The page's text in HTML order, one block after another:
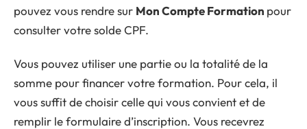
pouvez vous rendre sur Mon Compte Formation pour
consulter votre solde CPF.
Vous pouvez utiliser une partie ou la totalité de la
somme pour financer votre formation. Pour cela, il
vous suffit de choisir celle qui vous convient et de
remplir le formulaire d’inscription. Vous recevrez